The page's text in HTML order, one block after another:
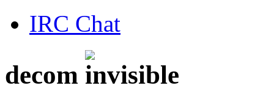
IRC Chat
decom